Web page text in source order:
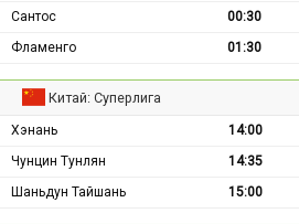
Сантос
00:30
Фламенго
01:30
Китай: Суперлига
Хэнань 14:00
Чунцин Тунлян
14:35
Шаньдун Тайшань
15:00